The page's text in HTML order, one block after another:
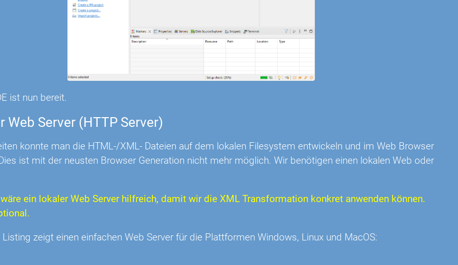
ist nun bereit.
Web Server (HTTP Server)
konnte man die HTML-/XML- Dateien auf dem lokalen Filesystem entwickeln und im Web Browser
ist mit der neusten Browser Generation nicht mehr möglich. Wir benötigen einen lokalen Web oder
ein lokaler Web Server hilfreich, damit wir die XML Transformation konkret anwenden können.
zeigt einen einfachen Web Server für die Plattformen Windows, Linux und MacOS: